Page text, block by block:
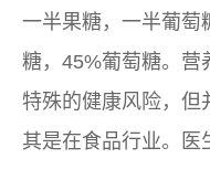
一半果糖，一半葡萄
糖，45%葡萄糖。营
特殊的健康风险，但
其是在食品行业。医